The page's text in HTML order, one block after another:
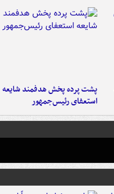
پشت پرده پخش هدفمند شایعه
استعفای رئیس‌جمهور